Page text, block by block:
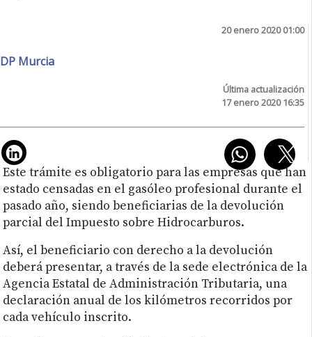
20 enero 2020 01:00
DP Murcia
Última actualización
17 enero 2020 16:35
Este trámite es obligatorio para las empresas que han
estado censadas en el gasóleo profesional durante el
pasado año, siendo beneficiarias de la devolución
parcial del Impuesto sobre Hidrocarburos.
Así, el beneficiario con derecho a la devolución
deberá presentar, a través de la sede electrónica de la
Agencia Estatal de Administración Tributaria, una
declaración anual de los kilómetros recorridos por
cada vehículo inscrito.